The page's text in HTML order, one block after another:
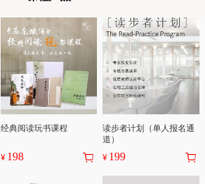
经典阅读玩书课程
¥ 198
读步者计划（单人报名通
道）
¥ 199